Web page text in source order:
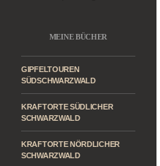
MEINE BÜCHER
GIPFELTOUREN
SÜDSCHWARZWALD
KRAFTORTE SÜDLICHER
SCHWARZWALD
KRAFTORTE NÖRDLICHER
SCHWARZWALD